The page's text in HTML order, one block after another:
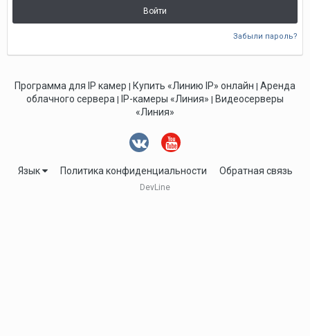
Войти
Забыли пароль?
Программа для IP камер | Купить «Линию IP» онлайн | Аренда
облачного сервера | IP-камеры «Линия» | Видеосерверы
«Линия»
Язык Политика конфиденциальности Обратная связь
DevLine